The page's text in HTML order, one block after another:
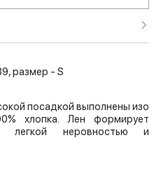
размер - S
посадкой выполнены изо
хлопка. Лен формирует
легкой неровностью и